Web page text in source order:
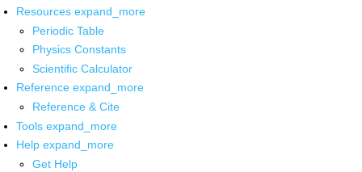
Resources expand_more
Periodic Table
Physics Constants
Scientific Calculator
Reference expand_more
Reference & Cite
Tools expand_more
Help expand_more
Get Help